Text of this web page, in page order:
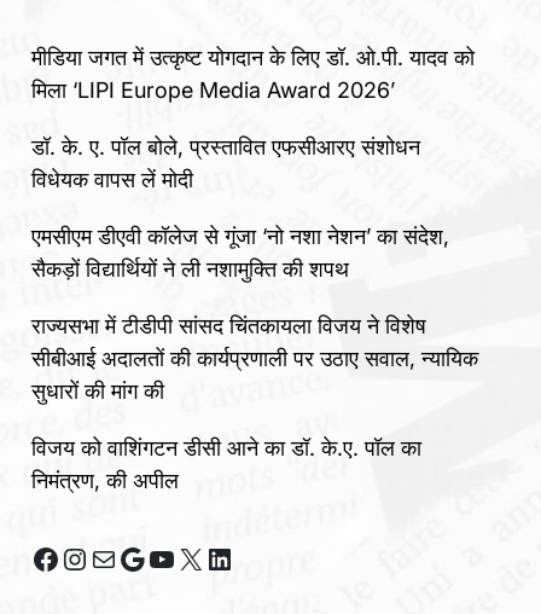
मीडिया जगत में उत्कृष्ट योगदान के लिए डॉ. ओ.पी. यादव को
मिला ‘LIPI Europe Media Award 2026’
डॉ. के. ए. पॉल बोले, प्रस्तावित एफसीआरए संशोधन
विधेयक वापस लें मोदी
एमसीएम डीएवी कॉलेज से गूंजा ‘नो नशा नेशन’ का संदेश,
सैकड़ों विद्यार्थियों ने ली नशामुक्ति की शपथ
राज्यसभा में टीडीपी सांसद चिंतकायला विजय ने विशेष
सीबीआई अदालतों की कार्यप्रणाली पर उठाए सवाल, न्यायिक
सुधारों की मांग की
विजय को वाशिंगटन डीसी आने का डॉ. के.ए. पॉल का
निमंत्रण, की अपील
Facebook
Instagram
MailGoogle
YouTube
X LinkedIn